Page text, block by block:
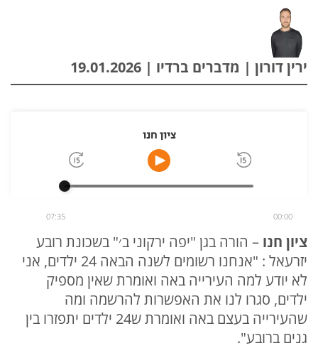
ירין דורון | מדברים ברדיו | 19.01.2026
ציון חנו
00:00
07:35
ציון חנו – הורה בגן "יפה ירקוני ב׳" בשכונת רובע
יזרעאל : "אנחנו רשומים לשנה הבאה 24 ילדים, אני
לא יודע למה העירייה באה ואומרת שאין מספיק
ילדים, סגרו לנו את האפשרות להרשמה ומה
שהעירייה בעצם באה ואומרת ש24 ילדים יתפזרו בין
גנים ברובע".